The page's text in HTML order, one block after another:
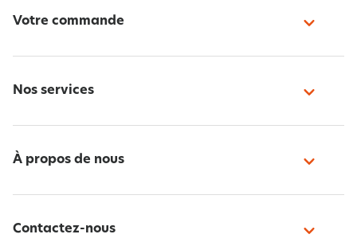
Votre commande
Nos services
À propos de nous
Contactez-nous